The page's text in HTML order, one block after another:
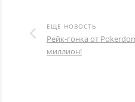
ЕЩЕ НОВОСТЬ
Рейк-гонка от
миллион!